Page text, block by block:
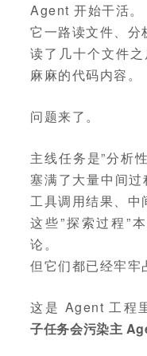
Agent 开始干活。
它一路读文件、分
读了几十个文件
麻麻的代码内容。
问题来了。
主线任务是”分析
塞满了大量中间
工具调用结果、中
这些”探索过程”
论。
但它们都已经牢牢
这是 Agent 工程
子任务会污染主